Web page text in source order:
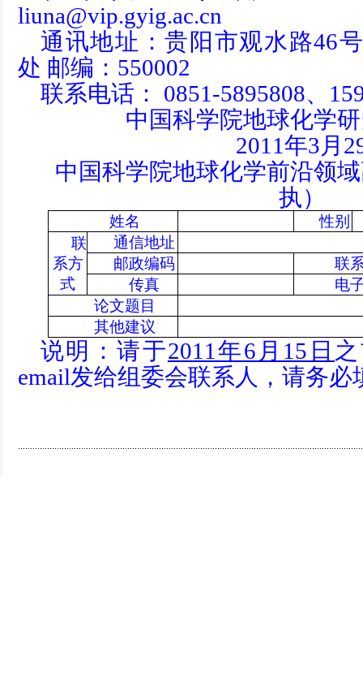
liuna@vip.gyig.ac.cn
通讯地址：贵阳市观水路46
处 邮编：550002
联系电话： 0851-5895808、
中国科学院地球化学
2011年3月
中国科学院地球化学前沿领
执）
姓名
性别
联
系方
式
通信地址
邮政编码
联
传真
电
论文题目
其他建议
说明：请于2011年6月15日
email发给组委会联系人，请务